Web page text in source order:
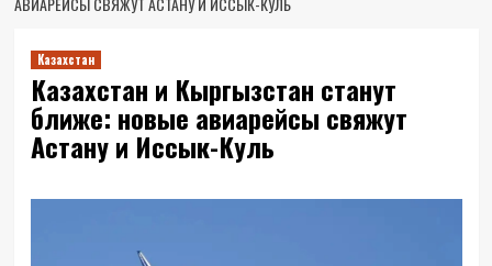
Казахстан
Казахстан и Кыргызстан станут
ближе: новые авиарейсы свяжут
Астану и Иссык-Куль